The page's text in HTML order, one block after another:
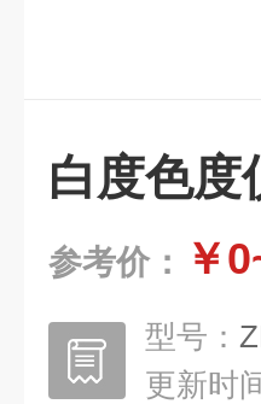
白度色度
参考价： ￥
型号：
更新时